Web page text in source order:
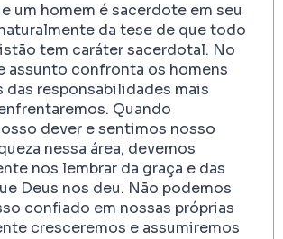
um homem é sacerdote em seu
da tese de que todo
tem caráter sacerdotal. No
assunto confronta os homens
das responsabilidades mais
Quando
dever e sentimos nosso
nessa área, devemos
nos lembrar da graça e das
Deus nos deu. Não podemos
confiado em nossas próprias
cresceremos e assumiremos